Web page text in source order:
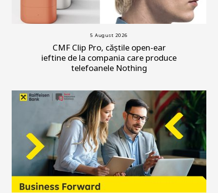
5 August 2026
CMF Clip Pro, căștile open-ear
ieftine de la compania care produce
telefoanele Nothing